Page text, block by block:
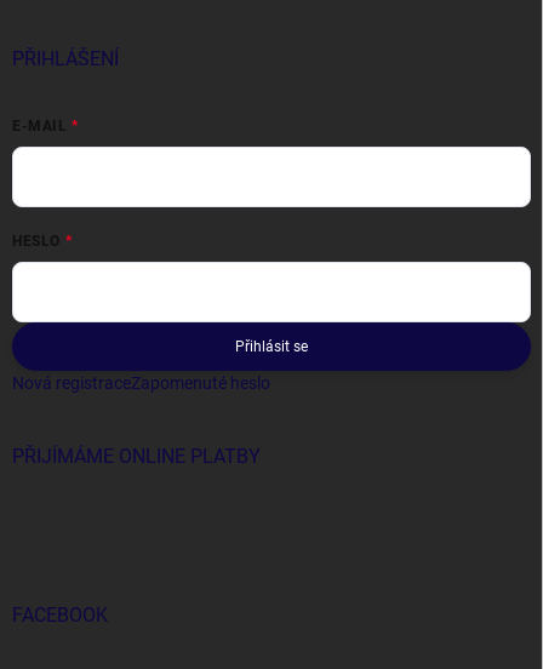
PŘIHLÁŠENÍ
E-MAIL
HESLO
Přihlásit se
Nová registraceZapomenuté heslo
PŘIJÍMÁME ONLINE PLATBY
FACEBOOK